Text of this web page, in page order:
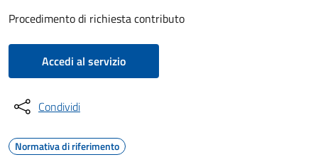
Procedimento di richiesta contributo
Accedi al servizio
Condividi
Normativa di riferimento